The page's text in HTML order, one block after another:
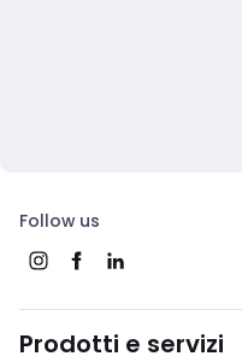
Follow us
Prodotti e servizi